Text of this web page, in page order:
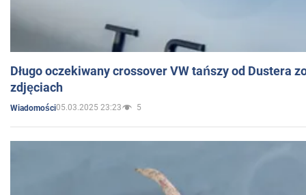
Długo oczekiwany crossover VW tańszy od Dustera
zdjęciach
Wiadomości05.03.2025 23:23 5